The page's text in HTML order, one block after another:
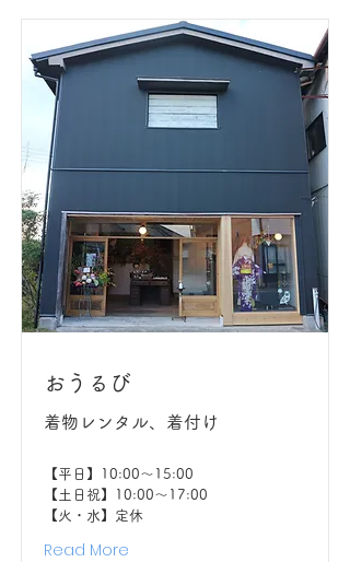
おうるび
着物レンタル、着付け
【平日】10:00〜15:00
【土日祝】10:00〜17:00
【火・水】定休
Read More